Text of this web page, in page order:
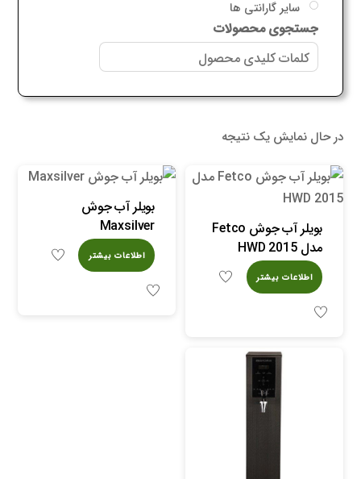
سایر گارانتی ها
جستجوی محصولات
در حال نمایش یک نتیجه
بویلر آب جوش Fetco
مدل HWD 2015
اطلاعات بیشتر
بویلر آب جوش
Maxsilver
اطلاعات بیشتر